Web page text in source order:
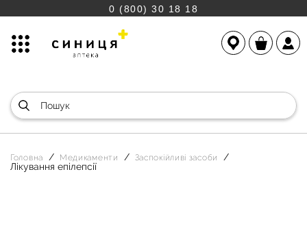
0 (800) 30 18 18
Головна Медикаменти Заспокійливі засоби
Лікування епілепсії